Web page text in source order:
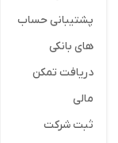
پشتیبانی حساب
های بانکی
دریافت تمکن
مالی
ثبت شرکت